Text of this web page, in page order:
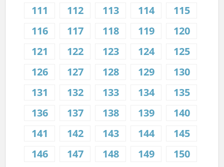
111
112 113 114
115
116
117 118 119
120
121
122 123 124
125
126
127 128 129
130
131
132 133 134
135
136
137 138 139
140
141
142 143 144
145
146
147 148 149 150